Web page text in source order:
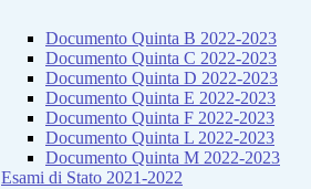
Documento Quinta B 2022-2023
Documento Quinta C 2022-2023
Documento Quinta D 2022-2023
Documento Quinta E 2022-2023
Documento Quinta F 2022-2023
Documento Quinta L 2022-2023
Documento Quinta M 2022-2023
Esami di Stato 2021-2022